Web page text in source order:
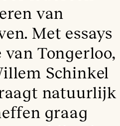
van
Met essays
Tongerloo,
Schinkel
natuurlijk
graag